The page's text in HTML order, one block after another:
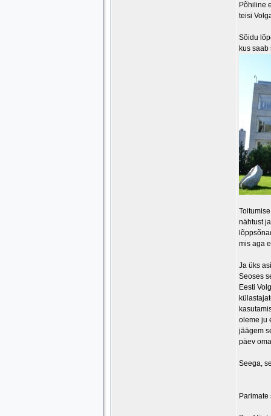
Põhiline
teisi
Sõidu
kus
nähtust
mis aga
Ja üks
Seoses
Eesti
oleme ju
jäägem
päev
Seega,